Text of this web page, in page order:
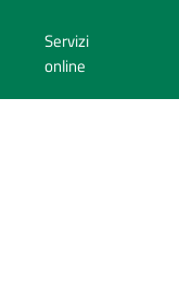
Servizi
online